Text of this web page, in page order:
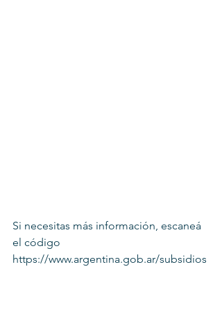
Si necesitas más información, escaneá
el código
https://www.argentina.gob.ar/subsidios